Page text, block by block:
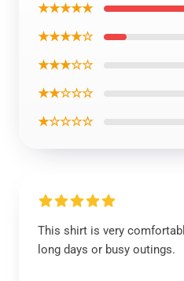
★★★★★
★★★★☆
★★★☆☆
★★☆☆☆
★☆☆☆☆
This shirt is very
long days or busy outings.